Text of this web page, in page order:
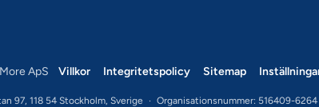
ApS Villkor Integritetspolicy Sitemap
97, 118 54 Stockholm, Sverige · Organisationsnummer: 516409-6264